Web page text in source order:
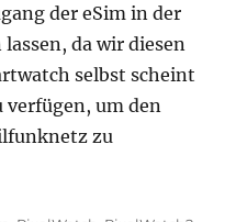
der eSim in der
da wir diesen
selbst scheint
verfügen, um den
zu